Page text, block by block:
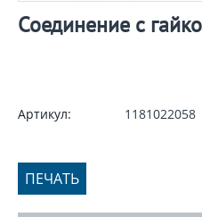
Соединение с
Артикул: 1181022058
ПЕЧАТЬ